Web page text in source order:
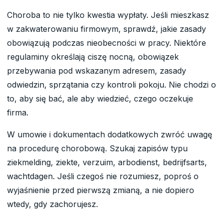
Choroba to nie tylko kwestia wypłaty. Jeśli mieszkasz
w zakwaterowaniu firmowym, sprawdź, jakie zasady
obowiązują podczas nieobecności w pracy. Niektóre
regulaminy określają ciszę nocną, obowiązek
przebywania pod wskazanym adresem, zasady
odwiedzin, sprzątania czy kontroli pokoju. Nie chodzi o
to, aby się bać, ale aby wiedzieć, czego oczekuje
firma.
W umowie i dokumentach dodatkowych zwróć uwagę
na procedurę chorobową. Szukaj zapisów typu
ziekmelding, ziekte, verzuim, arbodienst, bedrijfsarts,
wachtdagen. Jeśli czegoś nie rozumiesz, poproś o
wyjaśnienie przed pierwszą zmianą, a nie dopiero
wtedy, gdy zachorujesz.